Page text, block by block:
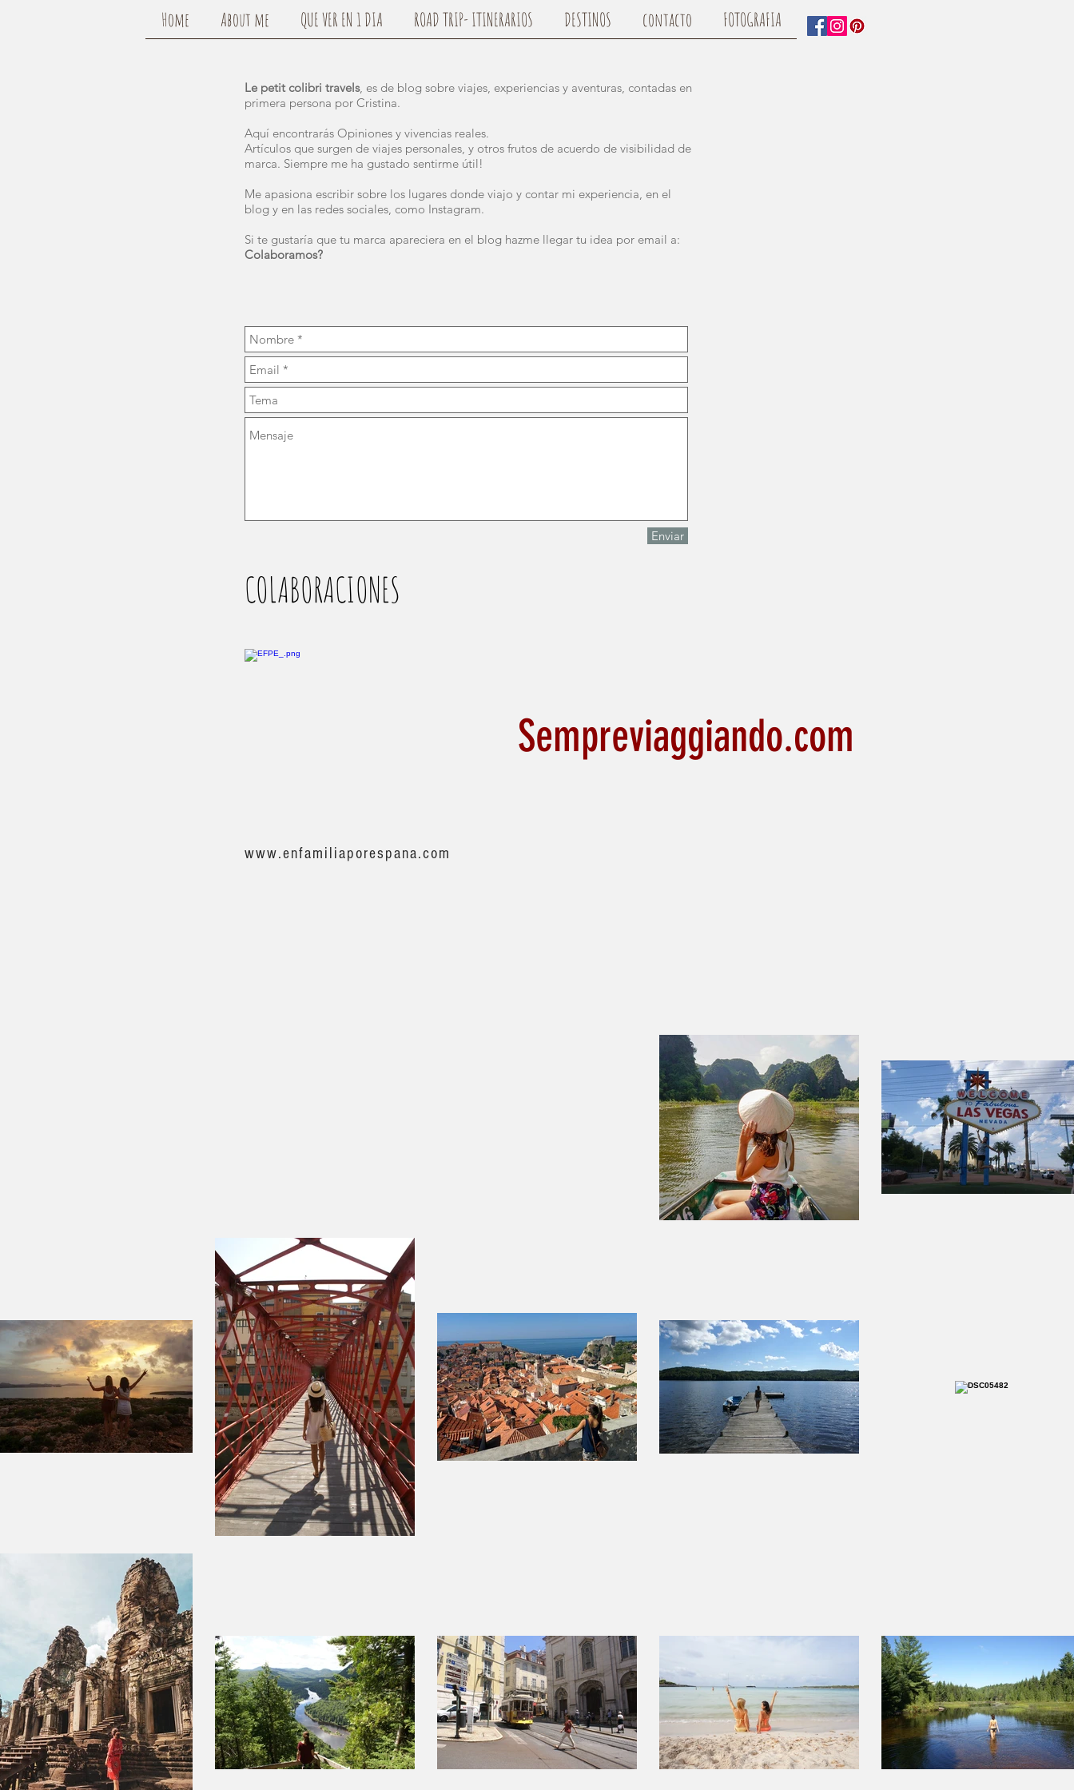
Home About me QUE VER EN 1 DIA ROAD TRIP- ITINERARIOS DESTINOS contacto FOTOGRAFIA
Le petit colibri travels, es de blog sobre viajes, experiencias y aventuras, contadas en
primera persona por Cristina.
Aquí encontrarás Opiniones y vivencias reales.
Artículos que surgen de viajes personales, y otros frutos de acuerdo de visibilidad de
marca. Siempre me ha gustado sentirme útil!
Me apasiona escribir sobre los lugares donde viajo y contar mi experiencia, en el
blog y en las redes sociales, como Instagram.
Si te gustaría que tu marca apareciera en el blog hazme llegar tu idea por email a:
Colaboramos?
Enviar
COLABORACIONES
Sempreviaggiando.com
www.enfamiliaporespana.com